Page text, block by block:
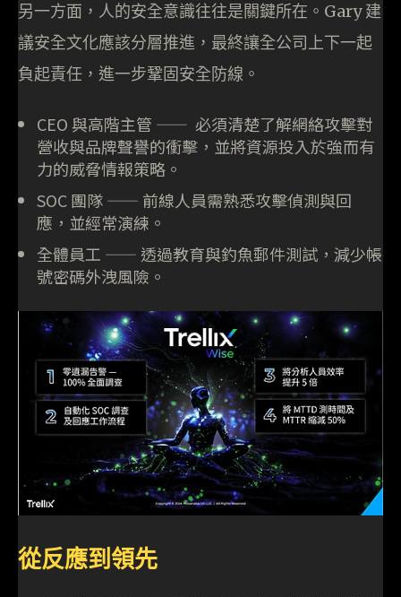
另一方面，人的安全意識往往是關鍵所在。Gary 建
議安全文化應該分層推進，最終讓全公司上下一起
負起責任，進一步鞏固安全防線。
CEO 與高階主管 —— 必須清楚了解網絡攻擊對
營收與品牌聲譽的衝擊，並將資源投入於強而有
力的威脅情報策略。
SOC 團隊 —— 前線人員需熟悉攻擊偵測與回
應，並經常演練。
全體員工 —— 透過教育與釣魚郵件測試，減少帳
號密碼外洩風險。
從反應到領先